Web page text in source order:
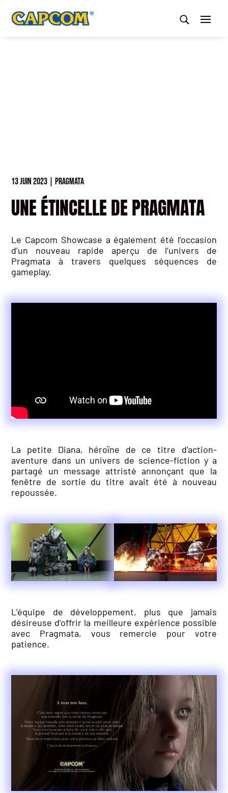
UNE ÉTINCELLE DE PRAGMATA
13 JUIN 2023 PRAGMATA
Le Capcom Showcase a également été l’occasion
d’un nouveau rapide aperçu de l’univers de
Pragmata à travers quelques séquences de
gameplay.
La petite Diana, héroïne de ce titre d’action-
aventure dans un univers de science-fiction y a
partagé un message attristé annonçant que la
fenêtre de sortie du titre avait été à nouveau
repoussée.
L’équipe de développement, plus que jamais
désireuse d’offrir la meilleure expérience possible
avec Pragmata, vous remercie pour votre
patience.